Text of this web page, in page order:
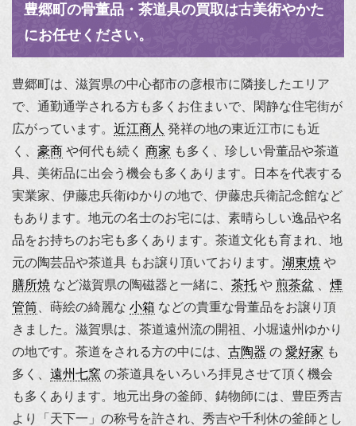
豊郷町の骨董品・茶道具の買取は古美術やかた
にお任せください。
豊郷町は、滋賀県の中心都市の彦根市に隣接したエリア
で、通勤通学される方も多くお住まいで、閑静な住宅街が
広がっています。 近江商人 発祥の地の東近江市にも近
く、 豪商 や何代も続く 商家 も多く、珍しい骨董品や茶道
具、美術品に出会う機会も多くあります。日本を代表する
実業家、伊藤忠兵衛ゆかりの地で、伊藤忠兵衛記念館など
もあります。地元の名士のお宅には、素晴らしい逸品や名
品をお持ちのお宅も多くあります。茶道文化も育まれ、地
元の陶芸品や茶道具 もお譲り頂いております。 湖東焼 や
膳所焼 など滋賀県の陶磁器と一緒に、 茶托 や 煎茶盆
煙
管筒 、蒔絵の綺麗な 小箱 などの貴重な骨董品をお譲り頂
きました。滋賀県は、茶道遠州流の開祖、小堀遠州ゆかり
の地です。茶道をされる方の中には、 古陶器 の 愛好家 も
多く、 遠州七窯 の茶道具をいろいろ拝見させて頂く機会
も多くあります。地元出身の釜師、鋳物師には、 豊臣秀吉
より「天下一」の称号を許され、秀吉や千利休の釜師とし